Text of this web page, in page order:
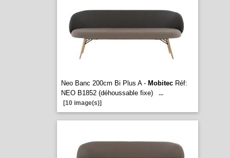
Neo Banc 200cm Bi Plus A - MobitecRéf:
NEO B1852 (déhoussable fixe)
...
[10 image(s)]